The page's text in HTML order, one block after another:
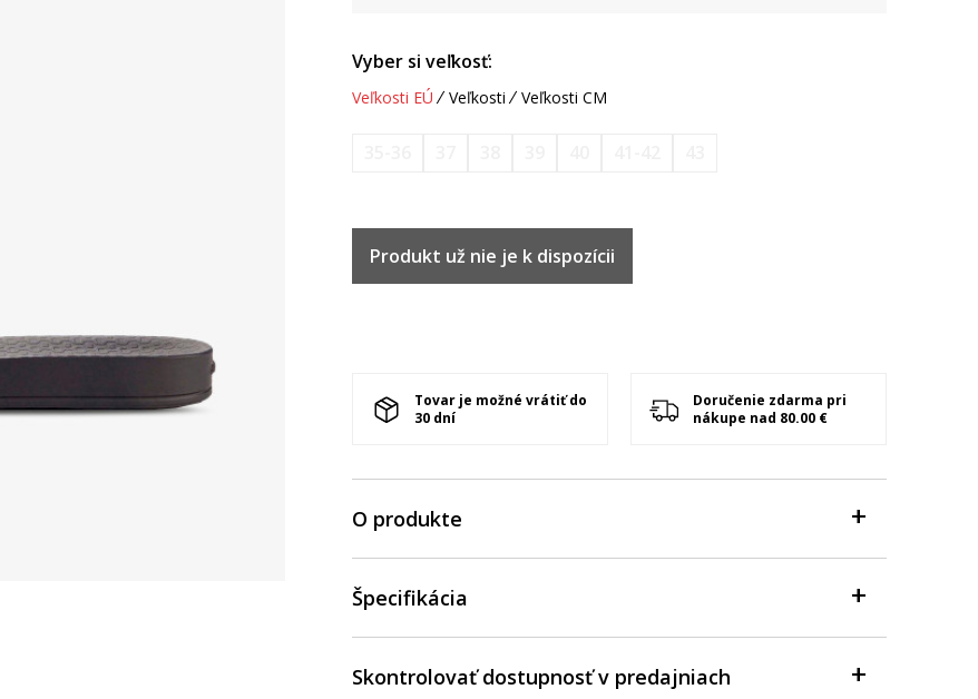
Vyber si veľkosť:
Veľkosti EÚ Veľkosti Veľkosti CM
Produkt už nie je k dispozícii
Tovar je možné vrátiť do
30 dní
Doručenie zdarma pri
nákupe nad 80.00 €
O produkte
Špecifikácia
Skontrolovať dostupnosť v predajniach